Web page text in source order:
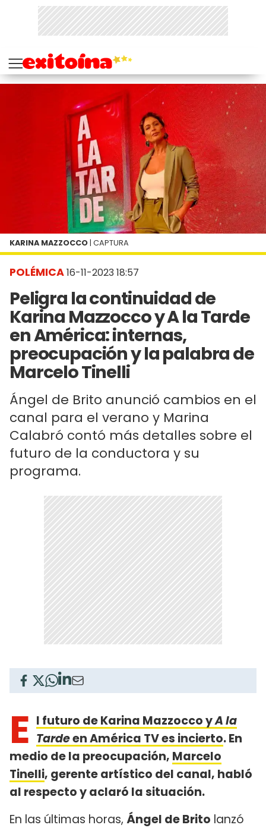
POLÉMICA16-11-2023 18:57
Peligra la continuidad de
Karina Mazzocco y A la Tarde
en América: internas,
preocupación y la palabra de
Marcelo Tinelli
Ángel de Brito anunció cambios en el
canal para el verano y Marina
Calabró contó más detalles sobre el
futuro de la conductora y su
programa.
KARINA MAZZOCCO | CAPTURA
E l futuro de Karina Mazzocco yA la
Tardeen América TV es incierto. En
medio de la preocupación, Marcelo
Tinelli, gerente artístico del canal, habló
al respecto y aclaró la situación.
En las últimas horas, Ángel de Brito lanzó